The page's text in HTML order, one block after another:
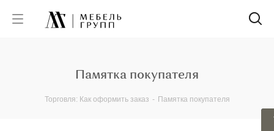
Памятка покупателя
Торговля: Как оформить заказ - Памятка покупателя